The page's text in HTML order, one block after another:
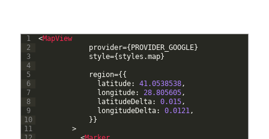
1
2
3
4
5
6
7
8
9
10
11
<MapView
provider={ PROVIDER_GOOGLE}
style={ styles .map}
region={ {
latitude: 41.0538538,
longitude: 28.805605,
latitudeDelta: 0.015,
longitudeDelta: 0.0121,
} }
>